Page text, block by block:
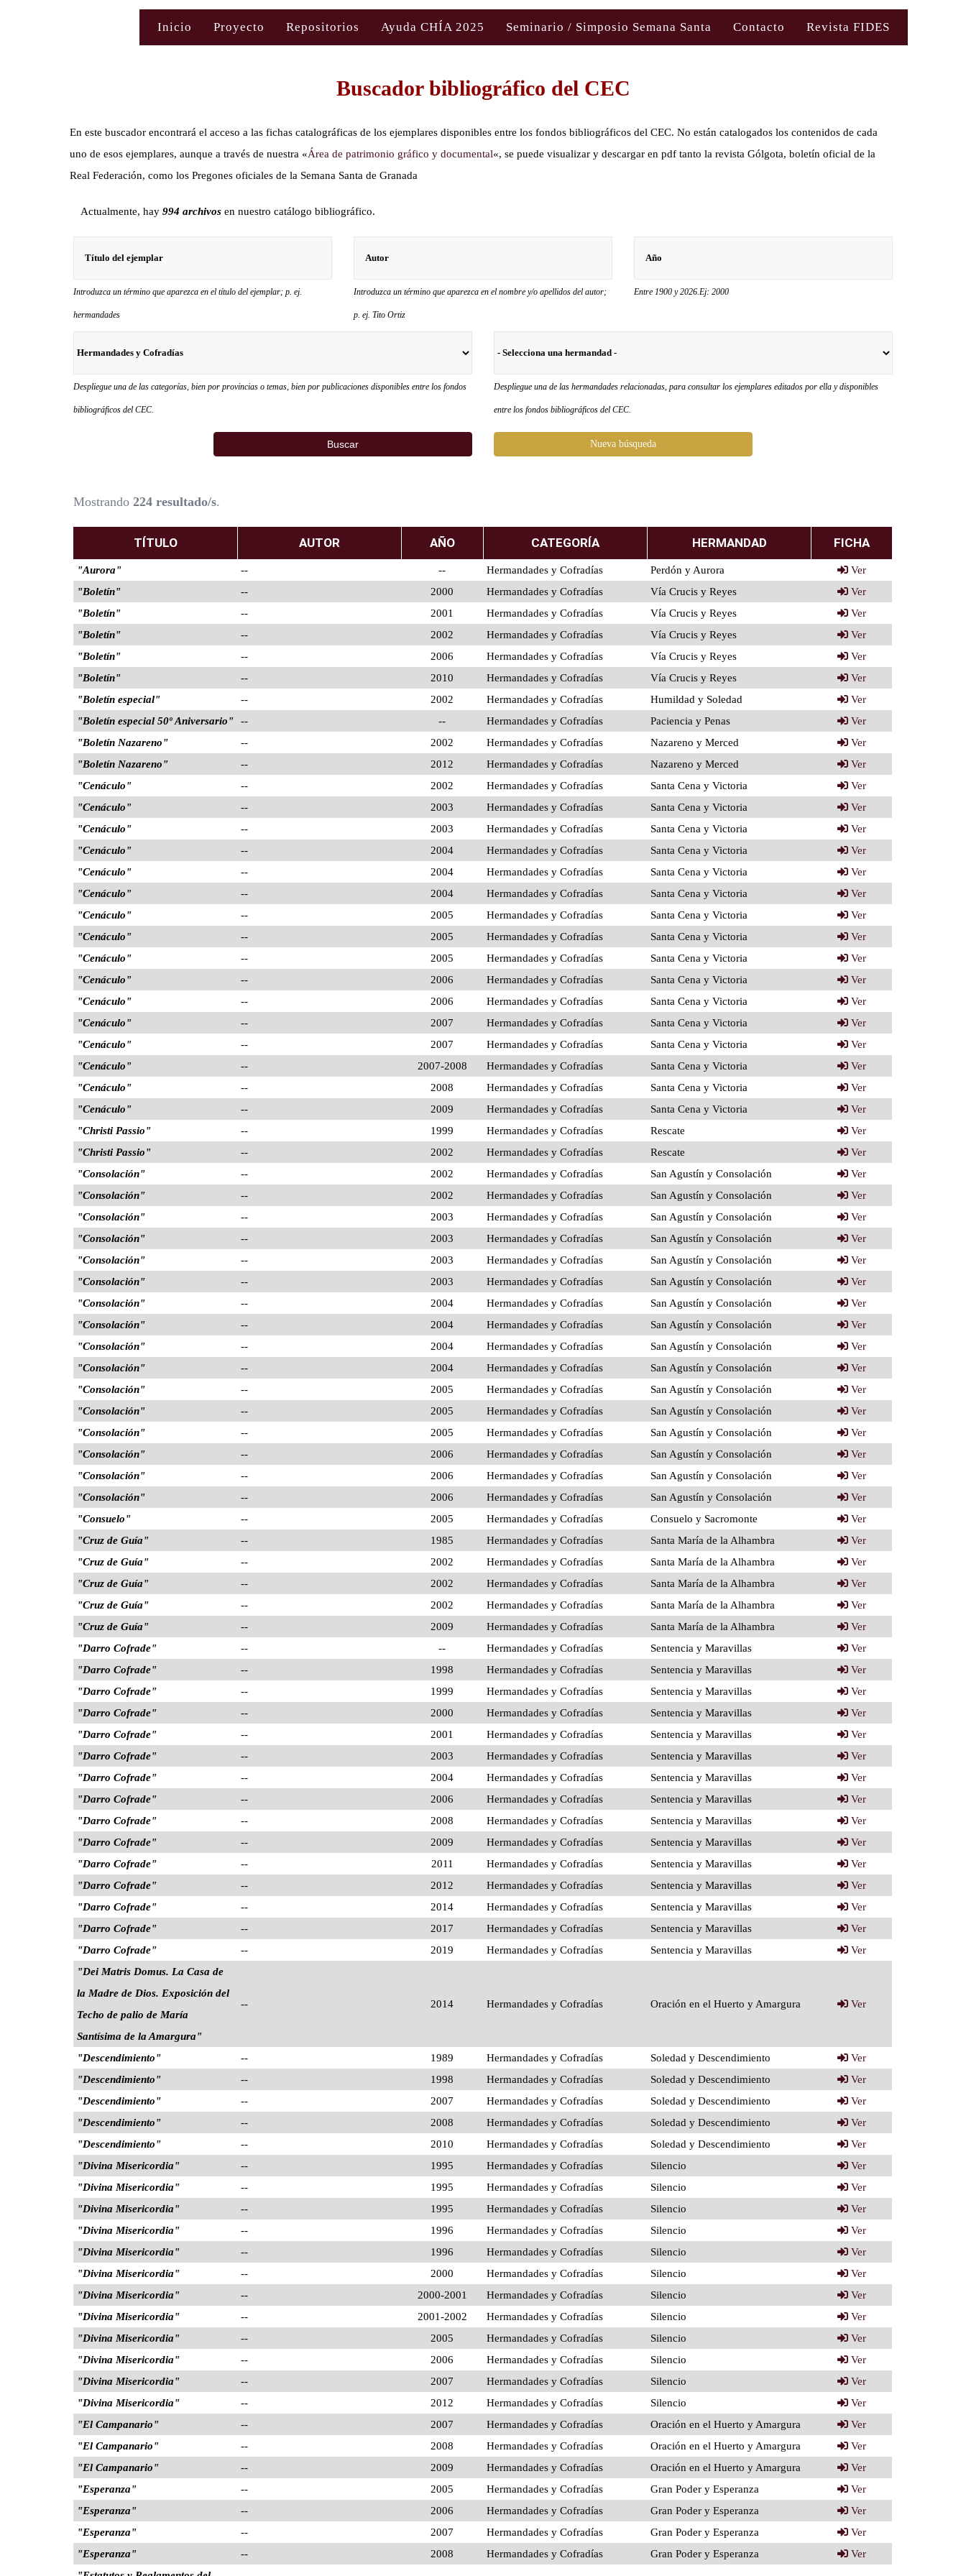
Inicio Proyecto Repositorios Ayuda CHÍA 2025 Seminario / Simposio Semana Santa Contacto Revista FIDES
Buscador bibliográfico del CEC
En este buscador encontrará el acceso a las fichas catalográficas de los ejemplares disponibles entre los fondos bibliográficos del CEC. No están catalogados los contenidos de cada
uno de esos ejemplares, aunque a través de nuestra «Área de patrimonio gráfico y documental«, se puede visualizar y descargar en pdf tanto la revista Gólgota, boletín oficial de la
Real Federación, como los Pregones oficiales de la Semana Santa de Granada
Actualmente, hay 994 archivos en nuestro catálogo bibliográfico.
Introduzca un término que aparezca en el título del ejemplar; p. ej.
hermandades
Introduzca un término que aparezca en el nombre y/o apellidos del autor;
p. ej. Tito Ortiz
Entre 1900 y 2026.Ej: 2000
Despliegue una de las categorías, bien por provincias o temas, bien por publicaciones disponibles entre los fondos
bibliográficos del CEC.
Despliegue una de las hermandades relacionadas, para consultar los ejemplares editados por ella y disponibles
entre los fondos bibliográficos del CEC.
Buscar Nueva búsqueda
Mostrando 224 resultado/s.
TÍTULO AUTOR AÑO CATEGORÍA HERMANDAD FICHA
"Aurora" -- -- Hermandades y Cofradías Perdón y Aurora
Ver
"Boletín"
-- 2000 Hermandades y Cofradías Vía Crucis y Reyes
Ver
"Boletín"
-- 2001 Hermandades y Cofradías Vía Crucis y Reyes
Ver
"Boletín"
-- 2002 Hermandades y Cofradías Vía Crucis y Reyes
Ver
"Boletín"
-- 2006 Hermandades y Cofradías Vía Crucis y Reyes
Ver
"Boletín"
-- 2010 Hermandades y Cofradías Vía Crucis y Reyes
Ver
"Boletín especial"
-- 2002 Hermandades y Cofradías Humildad y Soledad
Ver
"Boletín especial 50º Aniversario"
-- -- Hermandades y Cofradías Paciencia y Penas
Ver
"Boletín Nazareno"
-- 2002 Hermandades y Cofradías Nazareno y Merced
Ver
"Boletín Nazareno"
-- 2012 Hermandades y Cofradías Nazareno y Merced
Ver
"Cenáculo"
-- 2002 Hermandades y Cofradías Santa Cena y Victoria
Ver
"Cenáculo"
-- 2003 Hermandades y Cofradías Santa Cena y Victoria
Ver
"Cenáculo"
-- 2003 Hermandades y Cofradías Santa Cena y Victoria
Ver
"Cenáculo"
-- 2004 Hermandades y Cofradías Santa Cena y Victoria
Ver
"Cenáculo"
-- 2004 Hermandades y Cofradías Santa Cena y Victoria
Ver
"Cenáculo"
-- 2004 Hermandades y Cofradías Santa Cena y Victoria
Ver
"Cenáculo"
-- 2005 Hermandades y Cofradías Santa Cena y Victoria
Ver
"Cenáculo"
-- 2005 Hermandades y Cofradías Santa Cena y Victoria
Ver
"Cenáculo"
-- 2005 Hermandades y Cofradías Santa Cena y Victoria
Ver
"Cenáculo"
-- 2006 Hermandades y Cofradías Santa Cena y Victoria
Ver
"Cenáculo"
-- 2006 Hermandades y Cofradías Santa Cena y Victoria
Ver
"Cenáculo"
-- 2007 Hermandades y Cofradías Santa Cena y Victoria
Ver
"Cenáculo"
-- 2007 Hermandades y Cofradías Santa Cena y Victoria
Ver
"Cenáculo"
-- 2007-2008 Hermandades y Cofradías Santa Cena y Victoria
Ver
"Cenáculo"
-- 2008 Hermandades y Cofradías Santa Cena y Victoria
Ver
"Cenáculo"
-- 2009 Hermandades y Cofradías Santa Cena y Victoria
Ver
"Christi Passio"
-- 1999 Hermandades y Cofradías Rescate
Ver
"Christi Passio"
-- 2002 Hermandades y Cofradías Rescate
Ver
"Consolación"
-- 2002 Hermandades y Cofradías San Agustín y Consolación
Ver
"Consolación"
-- 2002 Hermandades y Cofradías San Agustín y Consolación
Ver
"Consolación"
-- 2003 Hermandades y Cofradías San Agustín y Consolación
Ver
"Consolación"
-- 2003 Hermandades y Cofradías San Agustín y Consolación
Ver
"Consolación"
-- 2003 Hermandades y Cofradías San Agustín y Consolación
Ver
"Consolación"
-- 2003 Hermandades y Cofradías San Agustín y Consolación
Ver
"Consolación"
-- 2004 Hermandades y Cofradías San Agustín y Consolación
Ver
"Consolación"
-- 2004 Hermandades y Cofradías San Agustín y Consolación
Ver
"Consolación"
-- 2004 Hermandades y Cofradías San Agustín y Consolación
Ver
"Consolación"
-- 2004 Hermandades y Cofradías San Agustín y Consolación
Ver
"Consolación"
-- 2005 Hermandades y Cofradías San Agustín y Consolación
Ver
"Consolación"
-- 2005 Hermandades y Cofradías San Agustín y Consolación
Ver
"Consolación"
-- 2005 Hermandades y Cofradías San Agustín y Consolación
Ver
"Consolación"
-- 2006 Hermandades y Cofradías San Agustín y Consolación
Ver
"Consolación"
-- 2006 Hermandades y Cofradías San Agustín y Consolación
Ver
"Consolación"
-- 2006 Hermandades y Cofradías San Agustín y Consolación
Ver
"Consuelo"
-- 2005 Hermandades y Cofradías Consuelo y Sacromonte
Ver
"Cruz de Guía"
-- 1985 Hermandades y Cofradías Santa María de la Alhambra
Ver
"Cruz de Guía"
-- 2002 Hermandades y Cofradías Santa María de la Alhambra
Ver
"Cruz de Guía"
-- 2002 Hermandades y Cofradías Santa María de la Alhambra
Ver
"Cruz de Guía"
-- 2002 Hermandades y Cofradías Santa María de la Alhambra
Ver
"Cruz de Guía"
-- 2009 Hermandades y Cofradías Santa María de la Alhambra
Ver
"Darro Cofrade"
-- -- Hermandades y Cofradías Sentencia y Maravillas
Ver
"Darro Cofrade"
-- 1998 Hermandades y Cofradías Sentencia y Maravillas
Ver
"Darro Cofrade"
-- 1999 Hermandades y Cofradías Sentencia y Maravillas
Ver
"Darro Cofrade"
-- 2000 Hermandades y Cofradías Sentencia y Maravillas
Ver
"Darro Cofrade"
-- 2001 Hermandades y Cofradías Sentencia y Maravillas
Ver
"Darro Cofrade"
-- 2003 Hermandades y Cofradías Sentencia y Maravillas
Ver
"Darro Cofrade"
-- 2004 Hermandades y Cofradías Sentencia y Maravillas
Ver
"Darro Cofrade"
-- 2006 Hermandades y Cofradías Sentencia y Maravillas
Ver
"Darro Cofrade"
-- 2008 Hermandades y Cofradías Sentencia y Maravillas
Ver
"Darro Cofrade"
-- 2009 Hermandades y Cofradías Sentencia y Maravillas
Ver
"Darro Cofrade"
-- 2011 Hermandades y Cofradías Sentencia y Maravillas
Ver
"Darro Cofrade"
-- 2012 Hermandades y Cofradías Sentencia y Maravillas
Ver
"Darro Cofrade"
-- 2014 Hermandades y Cofradías Sentencia y Maravillas
Ver
"Darro Cofrade"
-- 2017 Hermandades y Cofradías Sentencia y Maravillas
Ver
"Darro Cofrade"
-- 2019 Hermandades y Cofradías Sentencia y Maravillas
Ver
"Dei Matris Domus. La Casa de
la Madre de Dios. Exposición del
Techo de palio de María
Santísima de la Amargura"
-- 2014 Hermandades y Cofradías Oración en el Huerto y Amargura Ver
"Descendimiento" -- 1989 Hermandades y Cofradías Soledad y Descendimiento
Ver
"Descendimiento"
-- 1998 Hermandades y Cofradías Soledad y Descendimiento
Ver
"Descendimiento"
-- 2007 Hermandades y Cofradías Soledad y Descendimiento
Ver
"Descendimiento"
-- 2008 Hermandades y Cofradías Soledad y Descendimiento
Ver
"Descendimiento"
-- 2010 Hermandades y Cofradías Soledad y Descendimiento
Ver
"Divina Misericordia"
-- 1995 Hermandades y Cofradías Silencio
Ver
"Divina Misericordia"
-- 1995 Hermandades y Cofradías Silencio
Ver
"Divina Misericordia"
-- 1995 Hermandades y Cofradías Silencio
Ver
"Divina Misericordia"
-- 1996 Hermandades y Cofradías Silencio
Ver
"Divina Misericordia"
-- 1996 Hermandades y Cofradías Silencio
Ver
"Divina Misericordia"
-- 2000 Hermandades y Cofradías Silencio
Ver
"Divina Misericordia"
-- 2000-2001 Hermandades y Cofradías Silencio
Ver
"Divina Misericordia"
-- 2001-2002 Hermandades y Cofradías Silencio
Ver
"Divina Misericordia"
-- 2005 Hermandades y Cofradías Silencio
Ver
"Divina Misericordia"
-- 2006 Hermandades y Cofradías Silencio
Ver
"Divina Misericordia"
-- 2007 Hermandades y Cofradías Silencio
Ver
"Divina Misericordia"
-- 2012 Hermandades y Cofradías Silencio
Ver
"El Campanario"
-- 2007 Hermandades y Cofradías Oración en el Huerto y Amargura
Ver
"El Campanario"
-- 2008 Hermandades y Cofradías Oración en el Huerto y Amargura
Ver
"El Campanario"
-- 2009 Hermandades y Cofradías Oración en el Huerto y Amargura
Ver
"Esperanza"
-- 2005 Hermandades y Cofradías Gran Poder y Esperanza
Ver
"Esperanza"
-- 2006 Hermandades y Cofradías Gran Poder y Esperanza
Ver
"Esperanza"
-- 2007 Hermandades y Cofradías Gran Poder y Esperanza
Ver
"Esperanza"
-- 2008 Hermandades y Cofradías Gran Poder y Esperanza
Ver